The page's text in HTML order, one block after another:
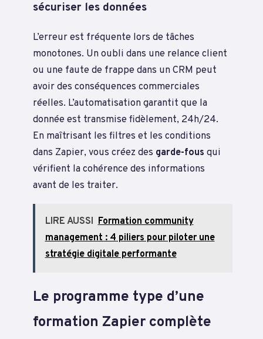
sécuriser les données
L’erreur est fréquente lors de tâches
monotones. Un oubli dans une relance client
ou une faute de frappe dans un CRM peut
avoir des conséquences commerciales
réelles. L’automatisation garantit que la
donnée est transmise fidèlement, 24h/24.
En maîtrisant les filtres et les conditions
dans Zapier, vous créez des garde-fous qui
vérifient la cohérence des informations
avant de les traiter.
LIRE AUSSI Formation community
management : 4 piliers pour piloter une
stratégie digitale performante
Le programme type d’une
formation Zapier complète